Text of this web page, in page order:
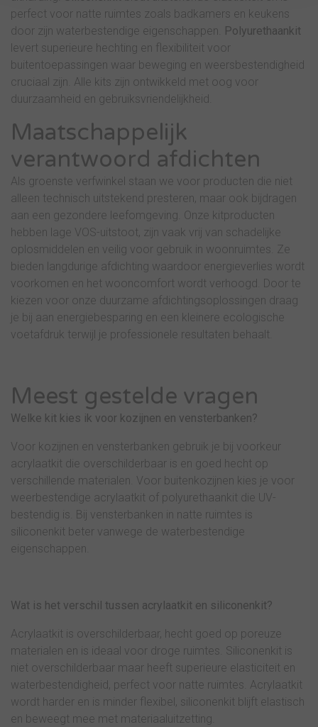
perfect voor natte ruimtes zoals badkamers en keukens
door zijn waterbestendige eigenschappen. Polyurethaankit
levert superieure hechting en flexibiliteit voor
buitentoepassingen waar beweging en weersbestendigheid
cruciaal zijn. Alle kits zijn ontwikkeld met oog voor
duurzaamheid en gebruiksvriendelijkheid.
Maatschappelijk
verantwoord afdichten
Als groenste verfwinkel staan we voor producten die niet
alleen technisch uitstekend presteren, maar ook bijdragen
aan een gezondere leefomgeving. Onze kitproducten
hebben lage VOS-uitstoot, zijn vaak vrij van schadelijke
oplosmiddelen en veilig voor gebruik in woonruimtes. Ze
bieden langdurige afdichting waardoor energieverlies wordt
voorkomen en het wooncomfort wordt verhoogd. Door te
kiezen voor onze duurzame afdichtingsoplossingen draag
je bij aan energiebesparing en een kleinere ecologische
voetafdruk terwijl je professionele resultaten behaalt.
Meest gestelde vragen
Welke kit kies ik voor kozijnen en vensterbanken?
Voor kozijnen en vensterbanken gebruik je bij voorkeur
acrylaatkit die overschilderbaar is en goed hecht op
verschillende materialen. Voor buitenkozijnen kies je voor
weerbestendige acrylaatkit of polyurethaankit die UV-
bestendig is. Bij vensterbanken in natte ruimtes is
siliconenkit beter vanwege de waterbestendige
eigenschappen.
Wat is het verschil tussen acrylaatkit en siliconenkit?
Acrylaatkit is overschilderbaar, hecht goed op poreuze
materialen en is ideaal voor droge ruimtes. Siliconenkit is
niet overschilderbaar maar heeft superieure elasticiteit en
waterbestendigheid, perfect voor natte ruimtes. Acrylaatkit
wordt harder en is minder flexibel, siliconenkit blijft elastisch
en beweegt mee met materiaaluitzetting.